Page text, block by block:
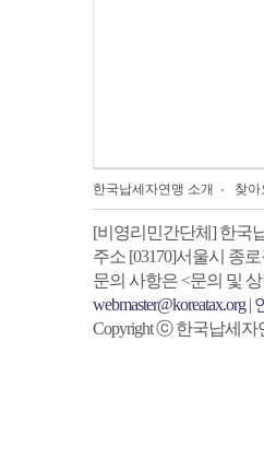
한국납세자연맹 소개 찾아
[비영리민간단체] 한국
주소 [03170]서울시 종
문의 사항은 <문의 및
webmaster@koreatax.org|
Copyright ⓒ 한국납세자연